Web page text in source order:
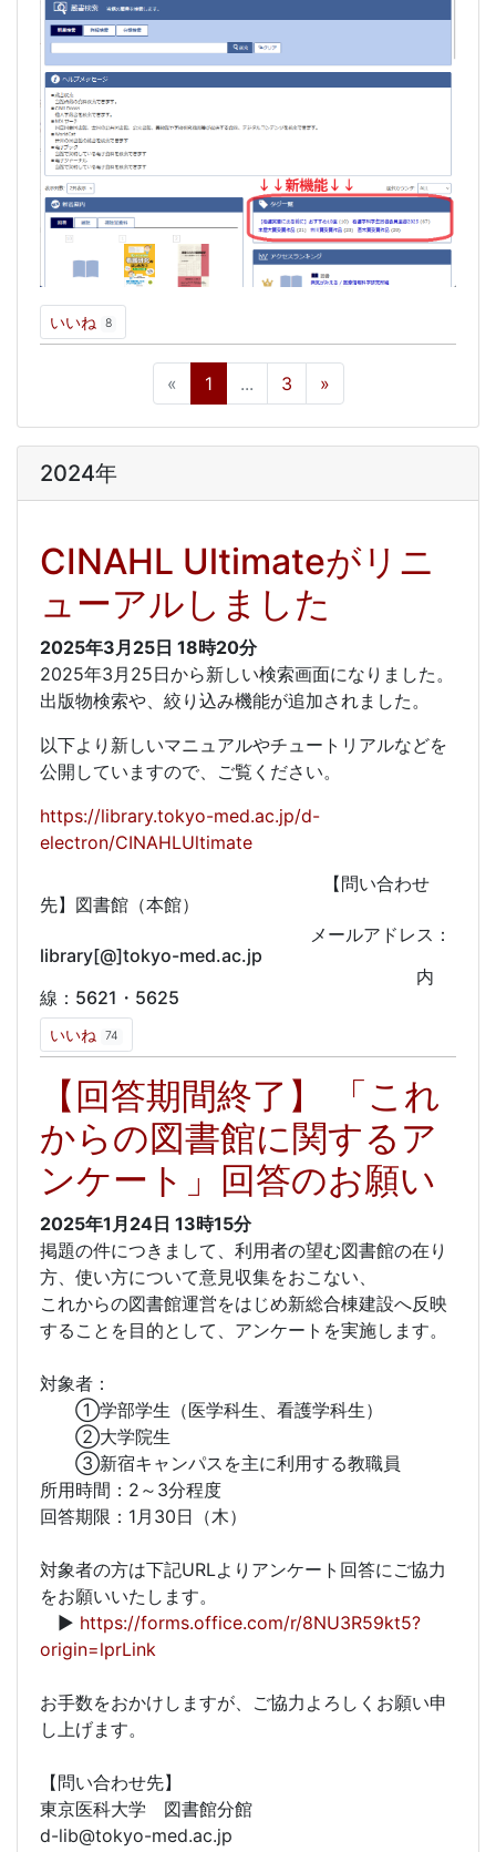
いいね 8
« 1 ... 3 »
2024年
CINAHL Ultimateがリニ
ューアルしました
2025年3月25日 18時20分
2025年3月25日から新しい検索画面になりました。
出版物検索や、絞り込み機能が追加されました。
以下より新しいマニュアルやチュートリアルなどを
公開していますので、ご覧ください。
https://library.tokyo-med.ac.jp/d-
electron/CINAHLUltimate
【問い合わせ
先】図書館（本館）
メールアドレス：
library[@]tokyo-med.ac.jp
内
線：5621・5625
いいね 74
【回答期間終了】 「これ
からの図書館に関するア
ンケート」回答のお願い
2025年1月24日 13時15分
掲題の件につきまして、利用者の望む図書館の在り
方、使い方について意見収集をおこない、
これからの図書館運営をはじめ新総合棟建設へ反映
することを目的として、アンケートを実施します。
対象者：
①学部学生（医学科生、看護学科生）
②大学院生
③新宿キャンパスを主に利用する教職員
所用時間：2～3分程度
回答期限：1月30日（木）
対象者の方は下記URLよりアンケート回答にご協力
をお願いいたします。
▶ https://forms.office.com/r/8NU3R59kt5?
origin=lprLink
お手数をおかけしますが、ご協力よろしくお願い申
し上げます。
【問い合わせ先】
東京医科大学 図書館分館
d-lib@tokyo-med.ac.jp